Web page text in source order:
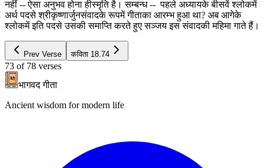
नहीं -- ऐसा अनुभव होना हीस्मृति है। सम्बन्ध -- पहले अध्यायके बीसवें श्लोकमें
अर्थ पदसे श्रीकृष्णार्जुनसंवादके रूपमें गीताका आरम्भ हुआ था? अब आगेके
श्लोकमें इति पदसे उसकी समाप्ति करते हुए सञ्जय इस संवादकी महिमा गाते हैं।
Prev Verse कविता 18.74
73 of 78 verses
भागवद गीता
Ancient wisdom for modern life